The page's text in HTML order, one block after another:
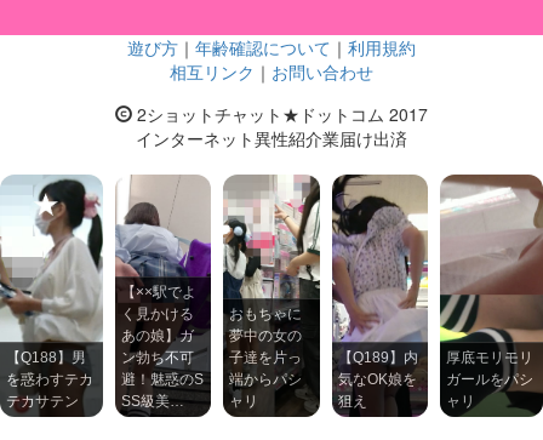
遊び方 ｜ 年齢確認について ｜ 利用規約
相互リンク ｜ お問い合わせ
2ショットチャット★ドットコム 2017
インターネット異性紹介業届け出済
【Q188】男
を惑わすテカ
テカサテン
【××駅でよ
く見かける
あの娘】ガ
ン勃ち不可
避！魅惑のS
SS級美…
おもちゃに
夢中の女の
子達を片っ
端からパシ
ャリ
【Q189】内
気なOK娘を
狙え
厚底モリモリ
ガールをパシ
ャリ